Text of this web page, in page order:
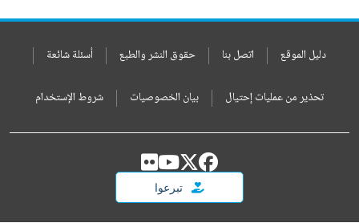
دليل الموقع اتصل بنا حقوق النشر والطبع أسئلة شائعة
تحذير من عمليات إحتيال بيان الخصوصيات شروط الإستخدام
تبرعوا